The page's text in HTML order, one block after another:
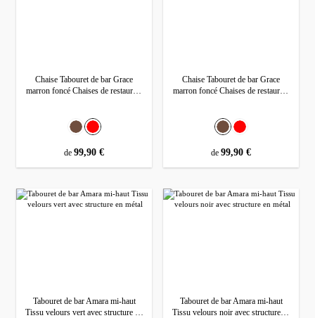
Chaise Tabouret de bar Grace
marron foncé Chaises de restaurant
Sélectionnez
Marron foncé
Rouge
prix régulier :
de 99,90 €
Chaise Tabouret de bar Grace
marron foncé Chaises de restaurant
Sélectionnez
Marron foncé
Rouge
prix régulier :
de 99,90 €
Tabouret de bar Amara mi-haut
Tissu velours vert avec structure en
Tabouret de bar Amara mi-haut
Tissu velours noir avec structure en